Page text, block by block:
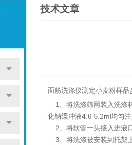
技术文章
面筋洗涤仪测定小麦粉样品
1、将洗涤筛网装入洗涤
化钠缓冲液4.6-5.2ml均匀
2、将软管一头接入进液
3、将洗涤被安装到托架